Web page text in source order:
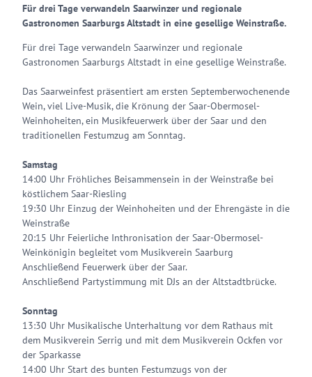
Für drei Tage verwandeln Saarwinzer und regionale
Gastronomen Saarburgs Altstadt in eine gesellige Weinstraße.
Für drei Tage verwandeln Saarwinzer und regionale
Gastronomen Saarburgs Altstadt in eine gesellige Weinstraße.
Das Saarweinfest präsentiert am ersten Septemberwochenende
Wein, viel Live-Musik, die Krönung der Saar-Obermosel-
Weinhoheiten, ein Musikfeuerwerk über der Saar und den
traditionellen Festumzug am Sonntag.
Samstag
14:00 Uhr Fröhliches Beisammensein in der Weinstraße bei
köstlichem Saar-Riesling
19:30 Uhr Einzug der Weinhoheiten und der Ehrengäste in die
Weinstraße
20:15 Uhr Feierliche Inthronisation der Saar-Obermosel-
Weinkönigin begleitet vom Musikverein Saarburg
Anschließend Feuerwerk über der Saar.
Anschließend Partystimmung mit DJs an der Altstadtbrücke.
Sonntag
13:30 Uhr Musikalische Unterhaltung vor dem Rathaus mit
dem Musikverein Serrig und mit dem Musikverein Ockfen vor
der Sparkasse
14:00 Uhr Start des bunten Festumzugs von der